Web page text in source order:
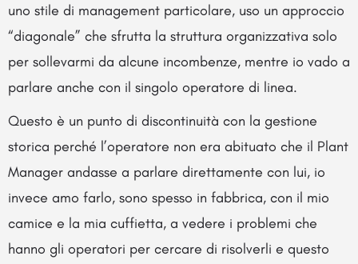
uno stile di management particolare, uso un approccio
“diagonale” che sfrutta la struttura organizzativa solo
per sollevarmi da alcune incombenze, mentre io vado a
parlare anche con il singolo operatore di linea.
Questo è un punto di discontinuità con la gestione
storica perché l’operatore non era abituato che il Plant
Manager andasse a parlare direttamente con lui, io
invece amo farlo, sono spesso in fabbrica, con il mio
camice e la mia cuffietta, a vedere i problemi che
hanno gli operatori per cercare di risolverli e questo